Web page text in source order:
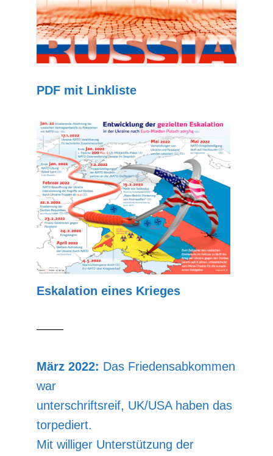
PDF mit Linkliste
Eskalation eines Krieges
––––
März 2022: Das Friedensabkommen
war
unterschriftsreif, UK/USA haben das
torpediert.
Mit williger Unterstützung der